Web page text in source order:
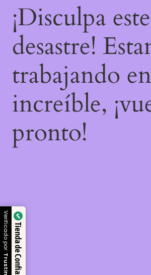
¡Disculpa este
desastre!
trabajando
increíble,
pronto!
Tienda de Confianza
Verificado por: